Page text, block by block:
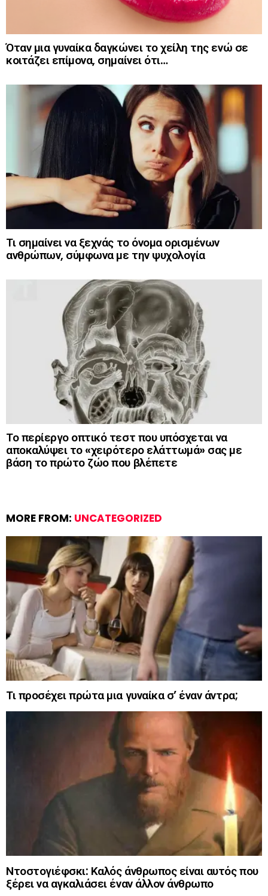
Όταν μια γυναίκα δαγκώνει το χείλη της ενώ σε
κοιτάζει επίμονα, σημαίνει ότι…
Τι σημαίνει να ξεχνάς το όνομα ορισμένων
ανθρώπων, σύμφωνα με την ψυχολογία
Το περίεργο οπτικό τεστ που υπόσχεται να
αποκαλύψει το «χειρότερο ελάττωμά» σας με
βάση το πρώτο ζώο που βλέπετε
MORE FROM: UNCATEGORIZED
Τι προσέχει πρώτα μια γυναίκα σ’ έναν άντρα;
Ντοστογιέφσκι: Καλός άνθρωπος είναι αυτός που
ξέρει να αγκαλιάσει έναν άλλον άνθρωπο